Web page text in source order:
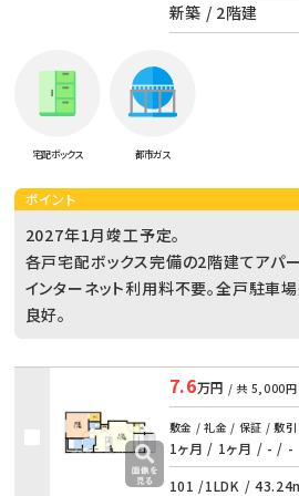
新築 / 2階建
宅配ボックス 都市ガス
ポイント
2027年1月竣工予定。
各戸宅配ボックス完備の2階建てアパー
インターネット利用料不要。全戸駐車
良好。
7.6万円 / 共 5,000円
敷金 / 礼金 / 保証 / 敷引
1ヶ月 / 1ヶ月 / - / -
101 /1LDK /